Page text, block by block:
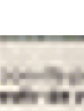
as clientes